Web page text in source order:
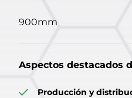
900mm
Aspectos destacados
Producción y